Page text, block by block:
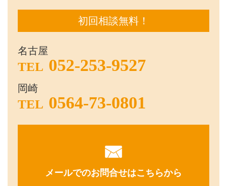
初回相談無料！
名古屋
TEL 052-253-9527
岡崎
TEL 0564-73-0801
メールでのお問合せはこちらから